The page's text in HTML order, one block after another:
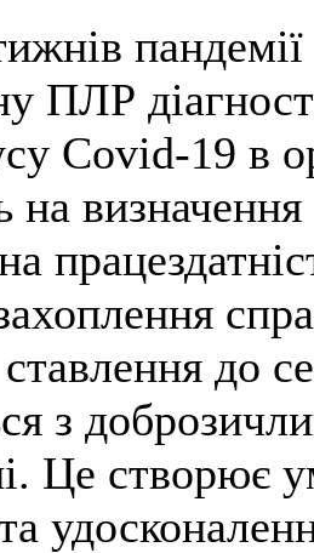
ПЛР
Covid-19 в
на
до
з
Це створює